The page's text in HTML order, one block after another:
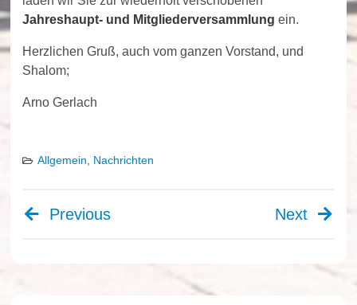
Jahreshaupt- und Mitgliederversammlung ein.
Herzlichen Gruß, auch vom ganzen Vorstand, und
Shalom;
Arno Gerlach
Allgemein Nachrichten
Beitragsnavigation
Previous Next